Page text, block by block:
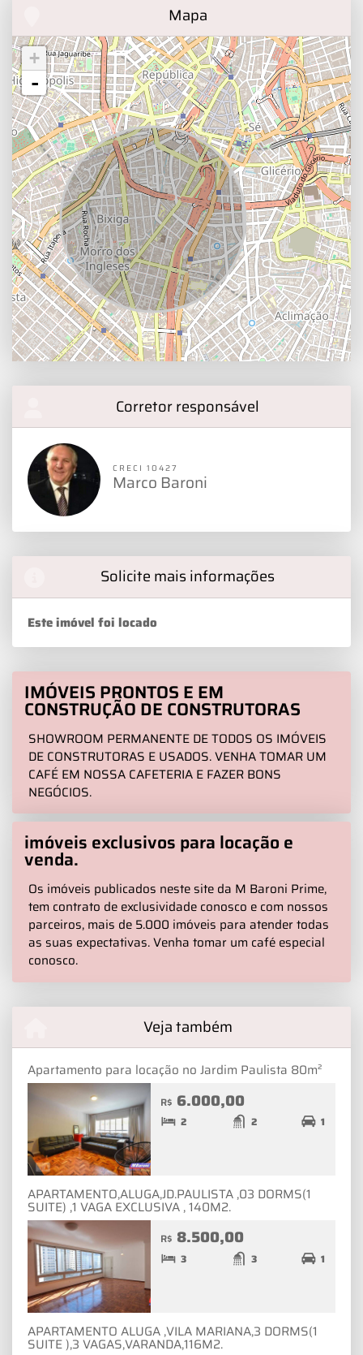
Mapa
+
-
Corretor responsável
CRECI 10427
Marco Baroni
Solicite mais informações
Este imóvel foi locado
IMÓVEIS PRONTOS E EM
CONSTRUÇÃO DE CONSTRUTORAS
SHOWROOM PERMANENTE DE TODOS OS IMÓVEIS
DE CONSTRUTORAS E USADOS. VENHA TOMAR UM
CAFÉ EM NOSSA CAFETERIA E FAZER BONS
NEGÓCIOS.
imóveis exclusivos para locação e
venda.
Os imóveis publicados neste site da M Baroni Prime,
tem contrato de exclusividade conosco e com nossos
parceiros, mais de 5.000 imóveis para atender todas
as suas expectativas. Venha tomar um café especial
conosco.
Veja também
Apartamento para locação no Jardim Paulista 80m²
R$ 6.000,00
2 2 1
APARTAMENTO,ALUGA,JD.PAULISTA ,03 DORMS(1
SUITE) ,1 VAGA EXCLUSIVA , 140M2.
R$ 8.500,00
3 3 1
APARTAMENTO ALUGA ,VILA MARIANA,3 DORMS(1
SUITE ),3 VAGAS,VARANDA,116M2.